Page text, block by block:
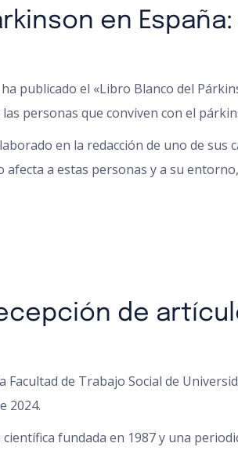
en
publicado el «Libro Blanco del
personas que conviven con el
en la redacción de uno de
a estas personas y a su
de
Facultad de Trabajo Social de
2024.
fundada en 1987 y una